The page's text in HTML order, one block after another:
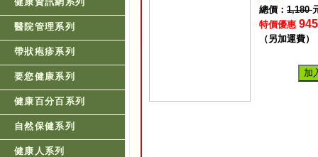
醫院管理系列
帶狀疱疹系列
要您健康系列
健康百分百系列
自然保健系列
健康人系列
總價： 1,180
特價優惠
（另加運費）
加